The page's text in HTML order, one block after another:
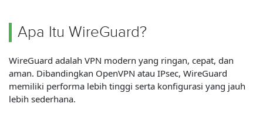
Apa Itu WireGuard?
WireGuard adalah VPN modern yang ringan, cepat, dan
aman. Dibandingkan OpenVPN atau IPsec, WireGuard
memiliki performa lebih tinggi serta konfigurasi yang jauh
lebih sederhana.